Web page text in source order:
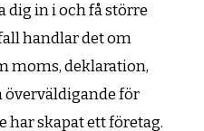
dig in i och få större
handlar det om
moms, deklaration,
överväldigande för
har skapat ett företag.